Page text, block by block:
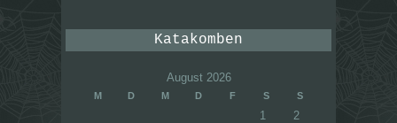
Katakomben
August 2026
M D M D F S S
1
2